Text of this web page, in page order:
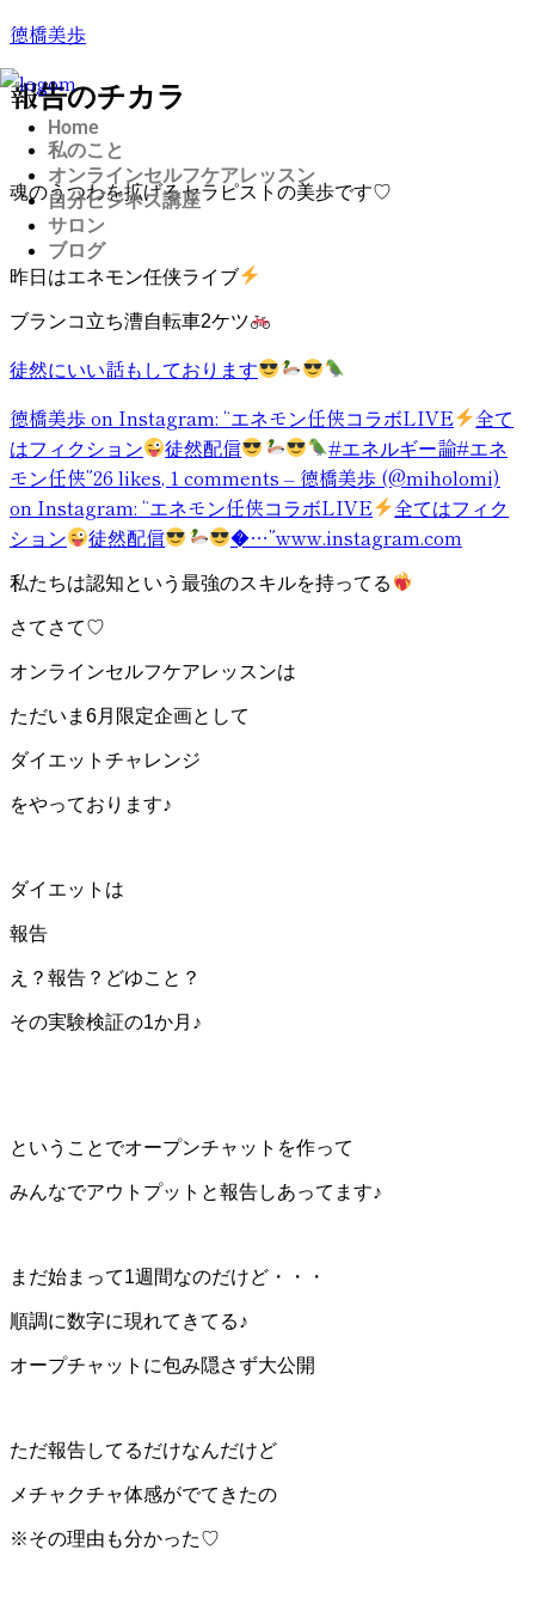
徳橋美歩
Home
私のこと
オンラインセルフケアレッスン
自分ビジネス講座
サロン
ブログ
報告のチカラ
魂のうつわを拡げるセラピストの美歩です♡
昨日はエネモン任侠ライブ
ブランコ立ち漕自転車2ケツ
徒然にいい話もしております
徳橋美歩 on Instagram: “エネモン任侠コラボLIVE
全て
はフィクション
徒然配信
#エネルギー論#エネ
モン任侠”26 likes, 1 comments – 徳橋美歩 (@miholomi)
on Instagram: “エネモン任侠コラボLIVE
全てはフィク
ション
徒然配信 �…”www.instagram.com
私たちは認知という最強のスキルを持ってる
さてさて♡
オンラインセルフケアレッスンは
ただいま6月限定企画として
ダイエットチャレンジ
をやっております♪
ダイエットは
報告
え？報告？ どゆこと？
その実験検証の1か月♪
ということでオープンチャットを作って
みんなでアウトプットと報告しあってます♪
まだ始まって1週間なのだけど・・・
順調に数字に現れてきてる♪
オープチャットに包み隠さず大公開
ただ報告してるだけなんだけど
メチャクチャ体感がでてきたの
※その理由も分かった♡